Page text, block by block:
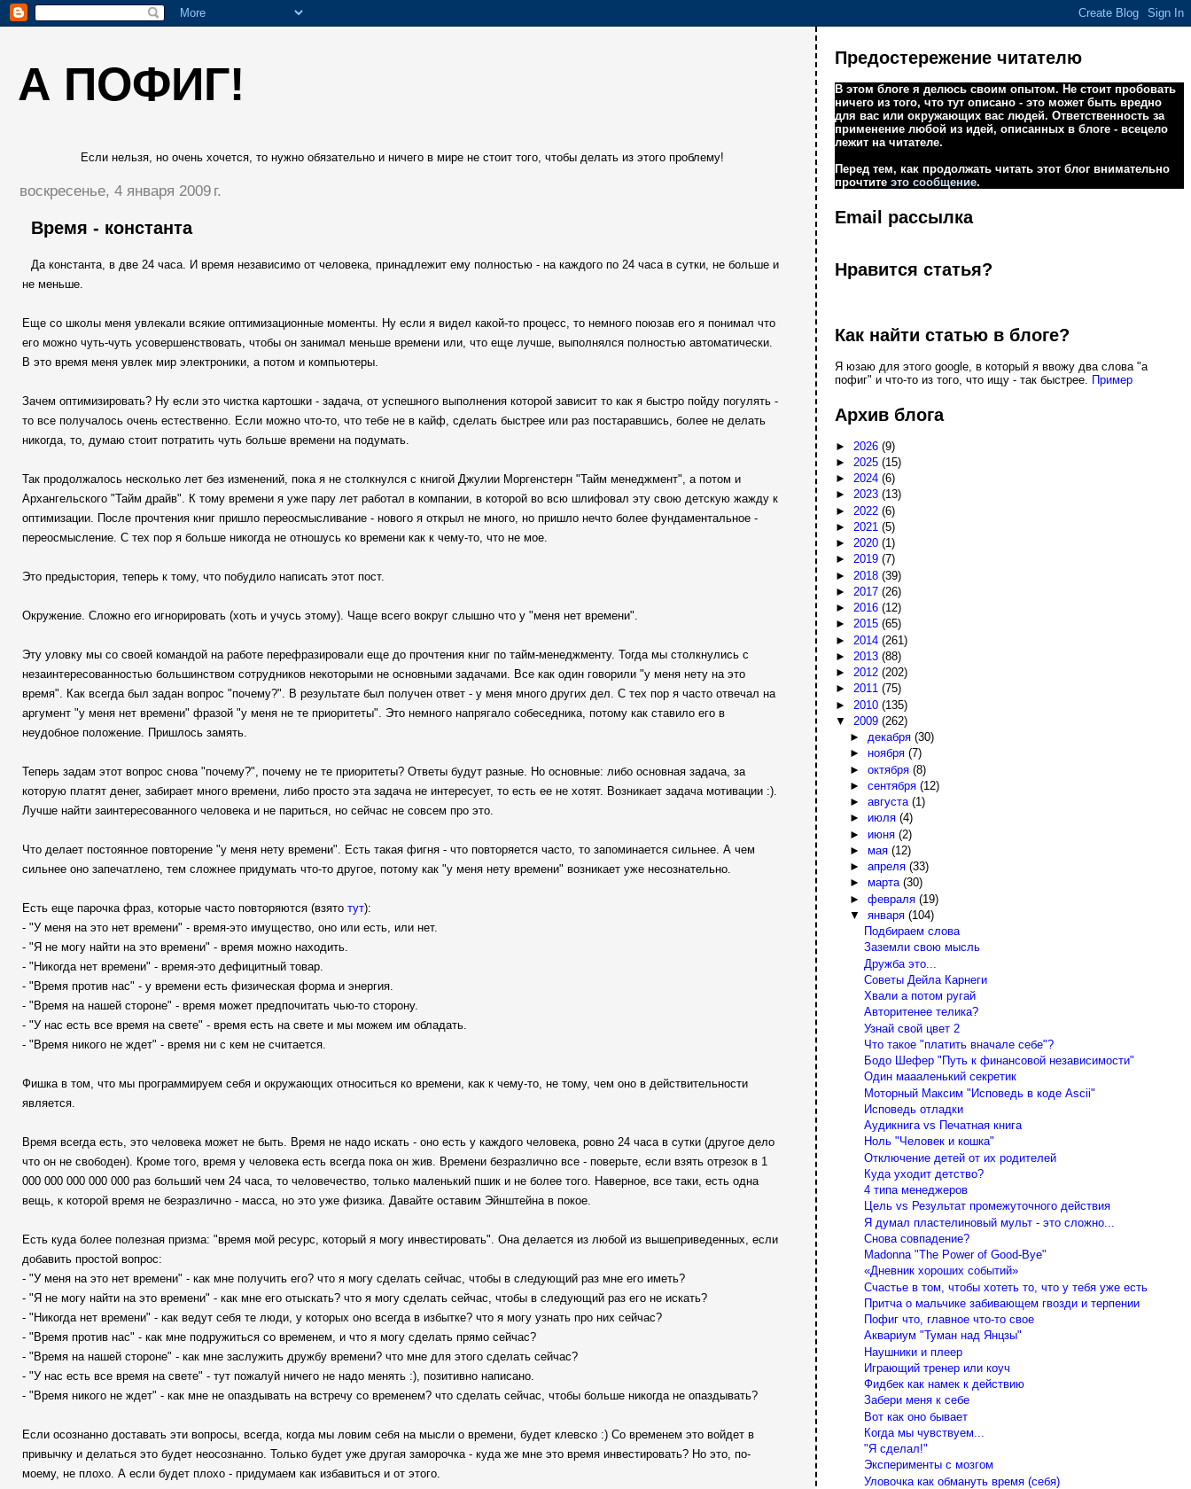
А ПОФИГ!
Если нельзя, но очень хочется, то нужно обязательно и ничего в мире не стоит того, чтобы делать из этого проблему!
воскресенье, 4 января 2009 г.
Время - константа
Да константа, в две 24 часа. И время независимо от человека, принадлежит ему полностью - на каждого по 24 часа в сутки, не больше и
не меньше.
Еще со школы меня увлекали всякие оптимизационные моменты. Ну если я видел какой-то процесс, то немного поюзав его я понимал что
его можно чуть-чуть усовершенствовать, чтобы он занимал меньше времени или, что еще лучше, выполнялся полностью автоматически.
В это время меня увлек мир электроники, а потом и компьютеры.
Зачем оптимизировать? Ну если это чистка картошки - задача, от успешного выполнения которой зависит то как я быстро пойду погулять -
то все получалось очень естественно. Если можно что-то, что тебе не в кайф, сделать быстрее или раз постаравшись, более не делать
никогда, то, думаю стоит потратить чуть больше времени на подумать.
Так продолжалось несколько лет без изменений, пока я не столкнулся с книгой Джулии Моргенстерн "Тайм менеджмент", а потом и
Архангельского "Тайм драйв". К тому времени я уже пару лет работал в компании, в которой во всю шлифовал эту свою детскую жажду к
оптимизации. После прочтения книг пришло переосмысливание - нового я открыл не много, но пришло нечто более фундаментальное -
переосмысление. С тех пор я больше никогда не отношусь ко времени как к чему-то, что не мое.
Это предыстория, теперь к тому, что побудило написать этот пост.
Окружение. Сложно его игнорировать (хоть и учусь этому). Чаще всего вокруг слышно что у "меня нет времени".
Эту уловку мы со своей командой на работе перефразировали еще до прочтения книг по тайм-менеджменту. Тогда мы столкнулись с
незаинтересованностью большинством сотрудников некоторыми не основными задачами. Все как один говорили "у меня нету на это
время". Как всегда был задан вопрос "почему?". В результате был получен ответ - у меня много других дел. С тех пор я часто отвечал на
аргумент "у меня нет времени" фразой "у меня не те приоритеты". Это немного напрягало собеседника, потому как ставило его в
неудобное положение. Пришлось замять.
Теперь задам этот вопрос снова "почему?", почему не те приоритеты? Ответы будут разные. Но основные: либо основная задача, за
которую платят денег, забирает много времени, либо просто эта задача не интересует, то есть ее не хотят. Возникает задача мотивации :).
Лучше найти заинтересованного человека и не париться, но сейчас не совсем про это.
Что делает постоянное повторение "у меня нету времени". Есть такая фигня - что повторяется часто, то запоминается сильнее. А чем
сильнее оно запечатлено, тем сложнее придумать что-то другое, потому как "у меня нету времени" возникает уже несознательно.
Есть еще парочка фраз, которые часто повторяются (взято тут):
- "У меня на это нет времени" - время-это имущество, оно или есть, или нет.
- "Я не могу найти на это времени" - время можно находить.
- "Никогда нет времени" - время-это дефицитный товар.
- "Время против нас" - у времени есть физическая форма и энергия.
- "Время на нашей стороне" - время может предпочитать чью-то сторону.
- "У нас есть все время на свете" - время есть на свете и мы можем им обладать.
- "Время никого не ждет" - время ни с кем не считается.
Фишка в том, что мы программируем себя и окружающих относиться ко времени, как к чему-то, не тому, чем оно в действительности
является.
Время всегда есть, это человека может не быть. Время не надо искать - оно есть у каждого человека, ровно 24 часа в сутки (другое дело
что он не свободен). Кроме того, время у человека есть всегда пока он жив. Времени безразлично все - поверьте, если взять отрезок в 1
000 000 000 000 000 раз больший чем 24 часа, то человечество, только маленький пшик и не более того. Наверное, все таки, есть одна
вещь, к которой время не безразлично - масса, но это уже физика. Давайте оставим Эйнштейна в покое.
Есть куда более полезная призма: "время мой ресурс, который я могу инвестировать". Она делается из любой из вышеприведенных, если
добавить простой вопрос:
- "У меня на это нет времени" - как мне получить его? что я могу сделать сейчас, чтобы в следующий раз мне его иметь?
- "Я не могу найти на это времени" - как мне его отыскать? что я могу сделать сейчас, чтобы в следующий раз его не искать?
- "Никогда нет времени" - как ведут себя те люди, у которых оно всегда в избытке? что я могу узнать про них сейчас?
- "Время против нас" - как мне подружиться со временем, и что я могу сделать прямо сейчас?
- "Время на нашей стороне" - как мне заслужить дружбу времени? что мне для этого сделать сейчас?
- "У нас есть все время на свете" - тут пожалуй ничего не надо менять :), позитивно написано.
- "Время никого не ждет" - как мне не опаздывать на встречу со временем? что сделать сейчас, чтобы больше никогда не опаздывать?
Если осознанно доставать эти вопросы, всегда, когда мы ловим себя на мысли о времени, будет клевско :) Со временем это войдет в
привычку и делаться это будет неосознанно. Только будет уже другая заморочка - куда же мне это время инвестировать? Но это, по-
моему, не плохо. А если будет плохо - придумаем как избавиться и от этого.
Предостережение читателю
В этом блоге я делюсь своим опытом. Не стоит пробовать
ничего из того, что тут описано - это может быть вредно
для вас или окружающих вас людей. Ответственность за
применение любой из идей, описанных в блоге - всецело
лежит на читателе.
Перед тем, как продолжать читать этот блог внимательно
прочтитеэто сообщение.
Email рассылка
Нравится статья?
Как найти статью в блоге?
Я юзаю для этого google, в который я ввожу два слова "а
пофиг" и что-то из того, что ищу - так быстрее. Пример
Архив блога
► 2026(9)
► 2025(15)
►2024(6)
►2023(13)
► 2022(6)
► 2021(5)
►2020(1)
►2019(7)
► 2018(39)
► 2017(26)
►2016(12)
►2015(65)
► 2014(261)
► 2013(88)
►2012(202)
►2011(75)
► 2010(135)
▼ 2009(262)
► декабря (30)
► ноября (7)
► октября (8)
► сентября (12)
► августа (1)
► июля (4)
► июня (2)
► мая (12)
► апреля (33)
► марта (30)
► февраля (19)
▼ января (104)
Подбираем слова
Заземли свою мысль
Дружба это...
Советы Дейла Карнеги
Хвали а потом ругай
Авторитенее телика?
Узнай свой цвет 2
Что такое "платить вначале себе"?
Бодо Шефер "Путь к финансовой независимости"
Один маааленький секретик
Моторный Максим "Исповедь в коде Ascii"
Исповедь отладки
Аудикнига vs Печатная книга
Ноль "Человек и кошка"
Отключение детей от их родителей
Куда уходит детство?
4 типа менеджеров
Цель vs Результат промежуточного действия
Я думал пластелиновый мульт - это сложно...
Снова совпадение?
Madonna "The Power of Good-Bye"
«Дневник хороших событий»
Счастье в том, чтобы хотеть то, что у тебя уже есть
Притча о мальчике забивающем гвозди и терпении
Пофиг что, главное что-то свое
Аквариум "Туман над Янцзы"
Наушники и плеер
Играющий тренер или коуч
Фидбек как намек к действию
Забери меня к себе
Вот как оно бывает
Когда мы чувствуем...
"Я сделал!"
Эксперименты с мозгом
Уловочка как обмануть время (себя)